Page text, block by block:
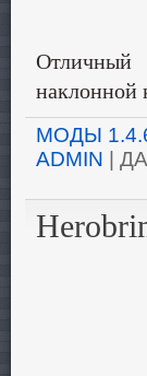
Отличный
наклонной
МОДЫ
ADMIN |